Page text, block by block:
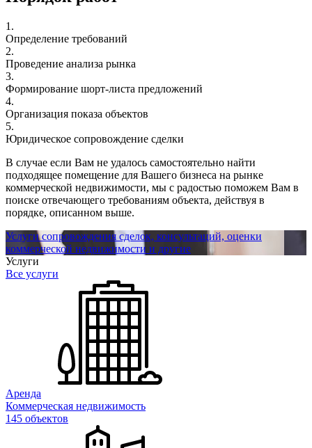
1.
Определение требований
2.
Проведение анализа рынка
3.
Формирование шорт-листа предложений
4.
Организация показа объектов
5.
Юридическое сопровождение сделки
В случае если Вам не удалось самостоятельно найти
подходящее помещение для Вашего бизнеса на рынке
коммерческой недвижимости, мы с радостью поможем Вам в
поиске отвечающего требованиям объекта, действуя в
порядке, описанном выше.
Услуги сопровождения сделок, консультаций, оценки
коммерческой недвижимости и другие
Услуги
Все услуги
Аренда
Коммерческая недвижимость
145 объектов